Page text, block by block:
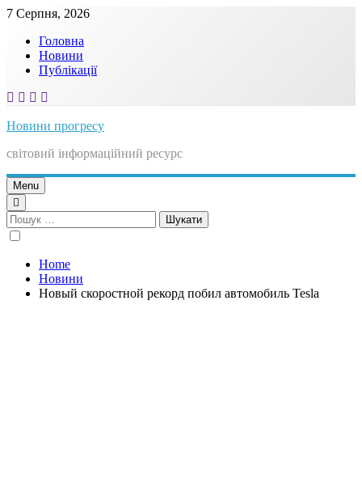
Skip
content
7 Серпня, 2026
Головна
Новини
Публікації
Новини прогресу
світовий інформаційний ресурс
Menu
Пошук:
Home
Новини
Новый скоростной рекорд побил автомобиль Tesla